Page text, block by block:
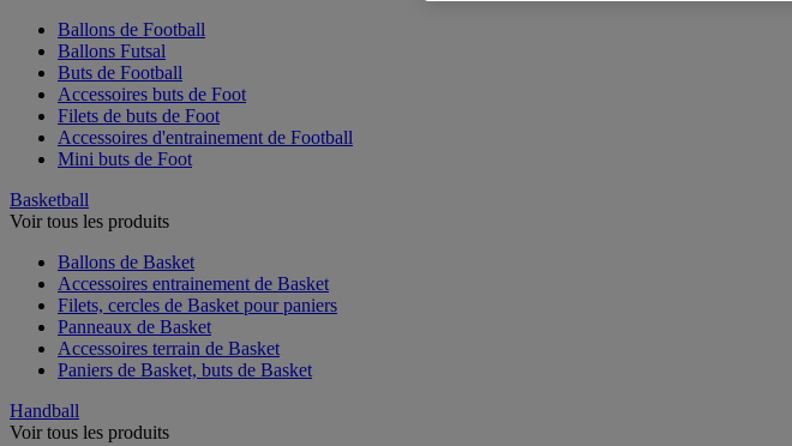
Ballons de Football
Ballons Futsal
Buts de Football
Accessoires buts de Foot
Filets de buts de Foot
Accessoires d'entrainement de Football
Mini buts de Foot
Basketball
Voir tous les produits
Ballons de Basket
Accessoires entrainement de Basket
Filets, cercles de Basket pour paniers
Panneaux de Basket
Accessoires terrain de Basket
Paniers de Basket, buts de Basket
Handball
Voir tous les produits